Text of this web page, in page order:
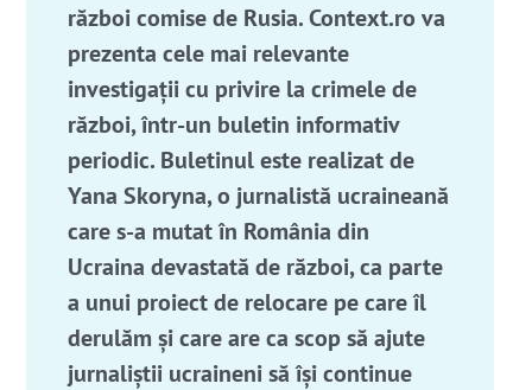
război comise de Rusia. Context.ro va
prezenta cele mai relevante
investigații cu privire la crimele de
război, într-un buletin informativ
periodic. Buletinul este realizat de
Yana Skoryna, o jurnalistă ucraineană
care s-a mutat în România din
Ucraina devastată de război, ca parte
a unui proiect de relocare pe care îl
derulăm și care are ca scop să ajute
jurnaliștii ucraineni să își continue